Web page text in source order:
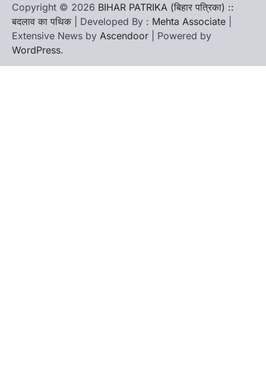
Copyright © 2026 BIHAR PATRIKA (बिहार पत्रिका) ::
बदलाव का पथिक | Developed By : Mehta Associate
Extensive News by Ascendoor | Powered by
WordPress.